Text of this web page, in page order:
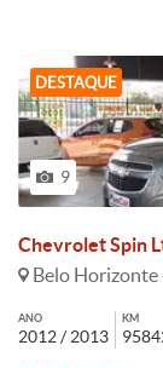
DESTAQUE
9
Chevrolet Spin
Belo Horizonte
ANO
2012 / 2013
KM